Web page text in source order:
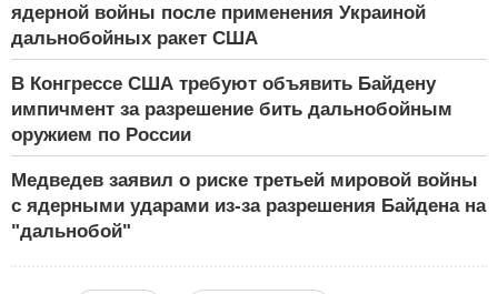
ядерной войны после применения Украиной
дальнобойных ракет США
В Конгрессе США требуют объявить Байдену
импичмент за разрешение бить дальнобойным
оружием по России
Медведев заявил о риске третьей мировой войны
с ядерными ударами из-за разрешения Байдена на
"дальнобой"